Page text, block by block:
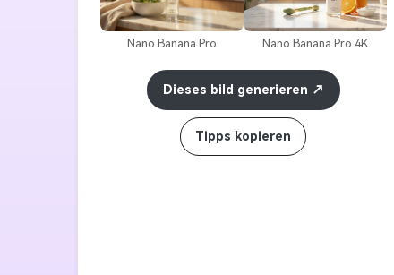
Überschriften wie „Glow Starts Hier“ oder
„Limited Angebot“ hinzu. Halten Sie die
visuell überzeugend. Erzeugt mit Nano
Banana Pro für perfekte Bild-Text-Harmonie.
Nano Banana Pro Nano Banana Pro 4K
Dieses bild generieren
Tipps kopieren